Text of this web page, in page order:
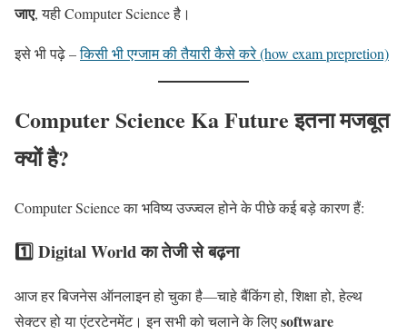
जाए, यही Computer Science है।
इसे भी पढ़े –किसी भी एग्जाम की तैयारी कैसे करे (how exam prepretion)
Computer Science Ka Future इतना मजबूत
क्यों है?
Computer Science का भविष्य उज्ज्वल होने के पीछे कई बड़े कारण हैं:
1️⃣ Digital World का तेजी से बढ़ना
आज हर बिजनेस ऑनलाइन हो चुका है—चाहे बैंकिंग हो, शिक्षा हो, हेल्थ
सेक्टर हो या एंटरटेनमेंट। इन सभी को चलाने के लिएsoftware